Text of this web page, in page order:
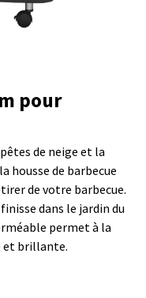
pour
de neige et la
housse de barbecue
de votre barbecue.
dans le jardin du
permet à la
et brillante.